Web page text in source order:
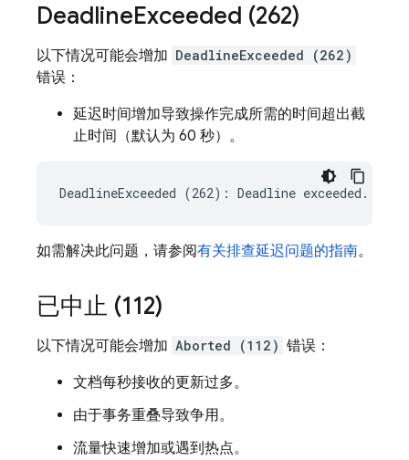
DeadlineExceeded (262)
以下情况可能会增加 DeadlineExceeded (262)
错误：
延迟时间增加导致操作完成所需的时间超出截
止时间（默认为 60 秒）。
如需解决此问题，请参阅有关排查延迟问题的指南。
已中止 (112)
以下情况可能会增加 Aborted (112) 错误：
文档每秒接收的更新过多。
由于事务重叠导致争用。
流量快速增加或遇到热点。